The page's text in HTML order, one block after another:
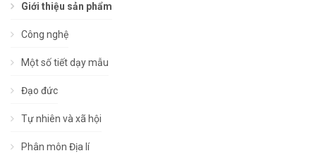
Giới thiệu sản phẩm
Công nghệ
Một số tiết dạy mẫu
Đạo đức
Tự nhiên và xã hội
Phân môn Địa lí